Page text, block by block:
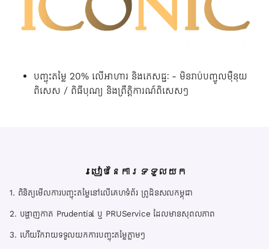
បញ្ចុះតម្លៃ 20% លើអាហារ និងភេសជ្ជៈ - មិនរាប់បញ្ចូលម៉ឺនុយ
ពិសេស / ពិធីបុណ្យ និងព្រឹត្តិការណ៍ពិសេសៗ
របៀបនៃការទទួលយក
1. ពិនិត្យមើលការបញ្ចុះតម្លៃនៅលើគេហទំព័រ ព្រូដិនសលកម្ពុជា
2. បង្ហាញកាត Prudential ឬ PRUService ដែលមានសុពលភាព
3. ហើយរីករាយទទួលយកការបញ្ចុះតម្លៃភ្លាមៗ